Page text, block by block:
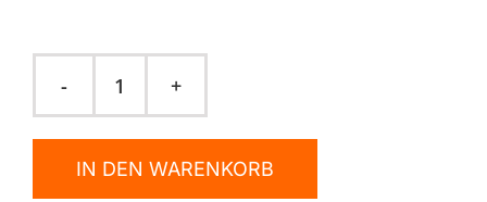
Mainboard
WLAN
IN DEN WARENKORB